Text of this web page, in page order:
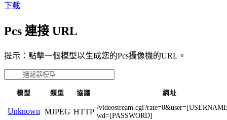
下載
Pcs 連接 URL
提示：點擊一個模型以生成您的Pcs攝像機的URL。
模型 類型 協議 網址
Unknown MJPEG HTTP /
wd=[PASSWORD]